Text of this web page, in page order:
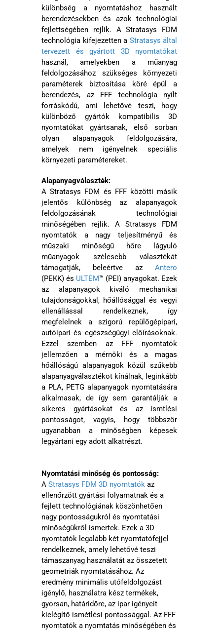
különbség a nyomtatáshoz használt
berendezésekben és azok technológiai
fejlettségében rejlik. A Stratasys FDM
technológia kifejezetten a Stratasys által
tervezett és gyártott 3D nyomtatókat
használ, amelyekben a műanyag
feldolgozásához szükséges környezeti
paraméterek biztosítása köré épül a
berendezés, az FFF technológia nyílt
forráskódú, ami lehetővé teszi, hogy
különböző gyártók kompatibilis 3D
nyomtatókat gyártsanak, első sorban
olyan alapanyagok feldolgozására,
amelyek nem igényelnek speciális
környezeti paramétereket.
Alapanyagválaszték:
A Stratasys FDM és FFF közötti másik
jelentős különbség az alapanyagok
feldolgozásának technológiai
minőségében rejlik. A Stratasys FDM
nyomtatók a nagy teljesítményű és
műszaki minőségű hőre lágyuló
műanyagok szélesebb választékát
támogatják, beleértve az Antero
(PEKK) és ULTEM™ (PEI) anyagokat. Ezek
az alapanyagok kiváló mechanikai
tulajdonságokkal, hőállósággal és vegyi
ellenállással rendelkeznek, így
megfelelnek a szigorú repülőgépipari,
autóipari és egészségügyi előírásoknak.
Ezzel szemben az FFF nyomtatók
jellemzően a mérnöki és a magas
hőállóságú alapanyagok közül szűkebb
alapanyagválasztékot kínálnak, leginkább
a PLA, PETG alapanyagok nyomtatására
alkalmasak, de így sem garantálják a
sikeres gyártásokat és az ismtlési
pontosságot, vagyis, hogy többször
ugyanabban a minőségben képesek
legyártani egy adott alkatrészt.
Nyomtatási minőség és pontosság:
A Stratasys FDM 3D nyomtatók az
ellenőrzött gyártási folyamatnak és a
fejlett technológiának köszönhetően
nagy pontosságukról és nyomtatási
minőségükről ismertek. Ezek a 3D
nyomtatók legalább két nyomtatófejjel
rendelkeznek, amely lehetővé teszi
támaszanyag használatát az összetett
geometriák nyomtatásához. Az
eredmény minimális utófeldolgozást
igénylő, használatra kész termékek,
gyorsan, határidőre, az ipar igényeit
kielégítő ismétlési pontossággal. Az FFF
nyomtatók a nyomtatás minőségében és